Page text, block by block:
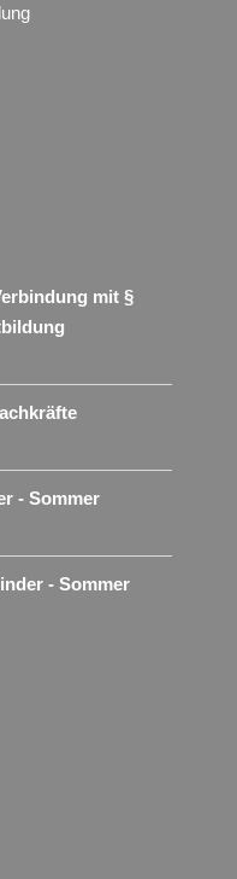
mit §
- Sommer
- Sommer